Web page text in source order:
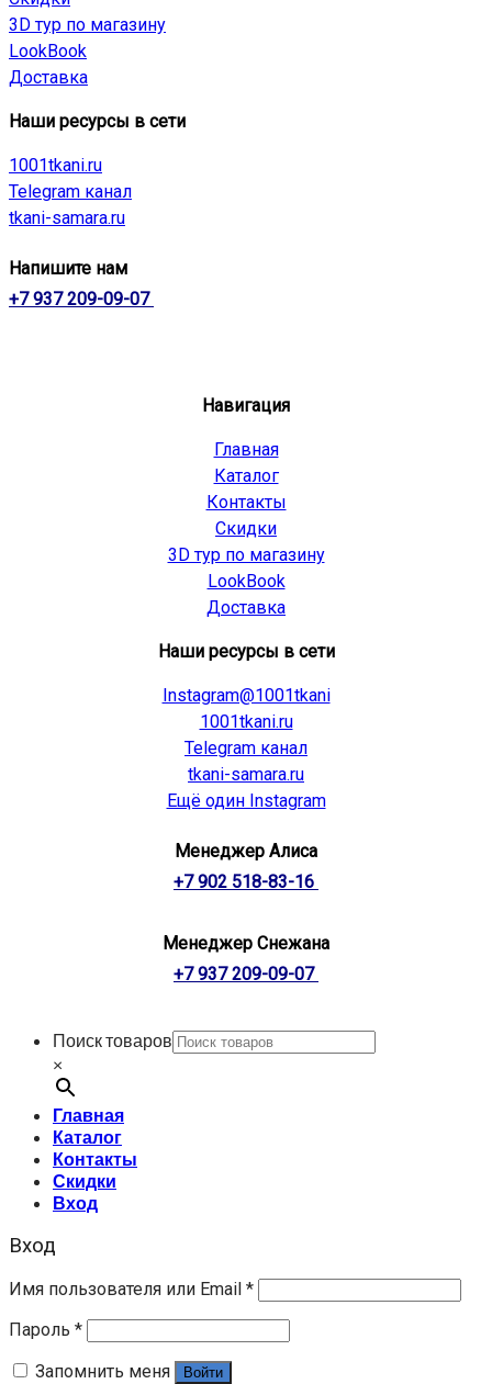
3D тур по магазину
LookBook
Доставка
Наши ресурсы в сети
1001tkani.ru
Telegram канал
tkani-samara.ru
Напишите нам
+7 937 209-09-07
Навигация
Главная
Каталог
Контакты
Скидки
3D тур по магазину
LookBook
Доставка
Наши ресурсы в сети
Instagram@1001tkani
1001tkani.ru
Telegram канал
tkani-samara.ru
Ещё один Instagram
Менеджер Алиса
+7 902 518-83-16
Менеджер Снежана
+7 937 209-09-07
Поиск товаров
×
Главная
Каталог
Контакты
Скидки
Вход
Вход
Имя пользователя или Email *
Пароль *
Запомнить меня
Войти